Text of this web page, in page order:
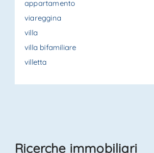
appartamento
viareggina
villa
villa bifamiliare
villetta
Ricerche immobiliari
Ho letto, compreso e accettato i
Ricevi immobili simili a questo da
INVIA